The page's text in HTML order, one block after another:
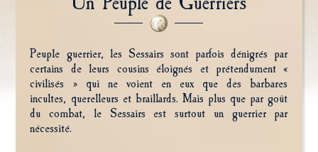
Peuple guerrier, les Sessairs sont parfois dénigrés par
certains de leurs cousins éloignés et prétendument «
civilisés » qui ne voient en eux que des barbares
incultes, querelleurs et braillards. Mais plus que par goût
du combat, le Sessairs est surtout un guerrier par
nécessité.